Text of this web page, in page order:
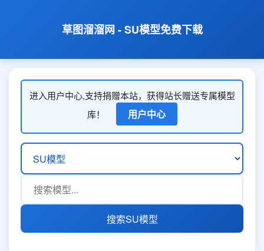
草图溜溜网 - SU模型免费下载
进入用户中心,支持捐赠本站，获得站长赠送专属模型
库！
用户中心
搜索SU模型